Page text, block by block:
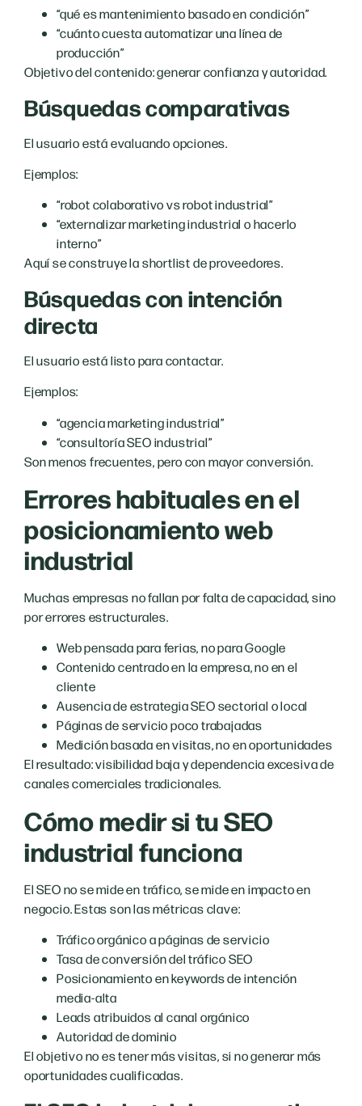
“qué es mantenimiento basado en condición”
“cuánto cuesta automatizar una línea de
producción”
Objetivo del contenido: generar confianza y autoridad.
Búsquedas comparativas
El usuario está evaluando opciones.
Ejemplos:
“robot colaborativo vs robot industrial”
“externalizar marketing industrial o hacerlo
interno”
Aquí se construye la shortlist de proveedores.
Búsquedas con intención
directa
El usuario está listo para contactar.
Ejemplos:
“agencia marketing industrial”
“consultoría SEO industrial”
Son menos frecuentes, pero con mayor conversión.
Errores habituales en el
posicionamiento web
industrial
Muchas empresas no fallan por falta de capacidad, sino
por errores estructurales.
Web pensada para ferias, no para Google
Contenido centrado en la empresa, no en el
cliente
Ausencia de estrategia SEO sectorial o local
Páginas de servicio poco trabajadas
Medición basada en visitas, no en oportunidades
El resultado: visibilidad baja y dependencia excesiva de
canales comerciales tradicionales.
Cómo medir si tu SEO
industrial funciona
El SEO no se mide en tráfico, se mide en impacto en
negocio. Estas son las métricas clave:
Tráfico orgánico a páginas de servicio
Tasa de conversión del tráfico SEO
Posicionamiento en keywords de intención
media-alta
Leads atribuidos al canal orgánico
Autoridad de dominio
El objetivo no es tener más visitas, si no generar más
oportunidades cualificadas.